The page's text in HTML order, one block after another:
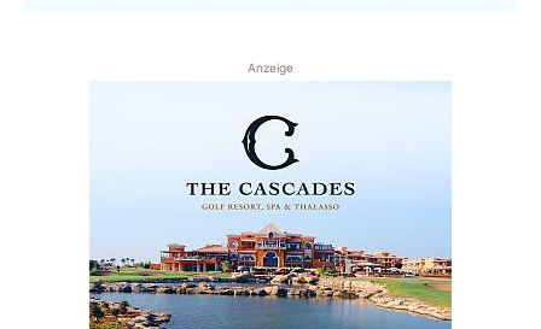
Anzeige